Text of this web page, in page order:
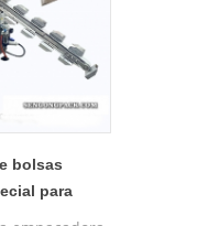
de
amigable
bolsas
para